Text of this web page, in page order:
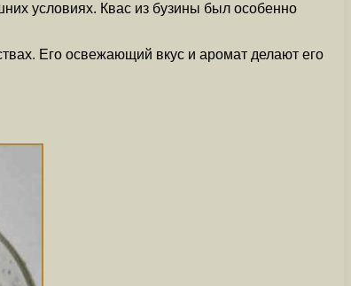
условиях. Квас из бузины был особенно
Его освежающий вкус и аромат делают его